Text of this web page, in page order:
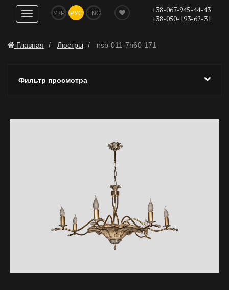
Показать
навигацию
УКР РУС ENG
+38-067-945-44-43
+38-050-193-62-31
Главная Люстры nsb-011-7h60-171
Фильтр просмотра